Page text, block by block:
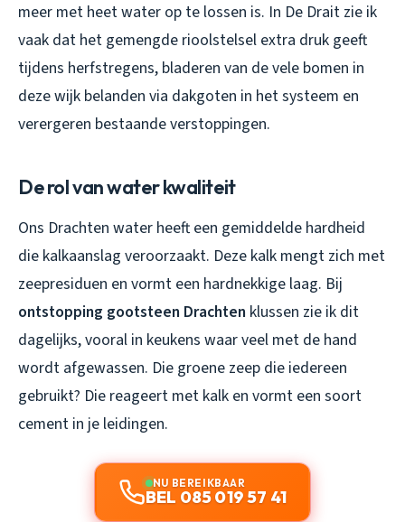
meer met heet water op te lossen is. In De Drait zie ik
vaak dat het gemengde rioolstelsel extra druk geeft
tijdens herfstregens, bladeren van de vele bomen in
deze wijk belanden via dakgoten in het systeem en
verergeren bestaande verstoppingen.
De rol van water kwaliteit
Ons Drachten water heeft een gemiddelde hardheid
die kalkaanslag veroorzaakt. Deze kalk mengt zich met
zeepresiduen en vormt een hardnekkige laag. Bij
ontstopping gootsteen Drachten klussen zie ik dit
dagelijks, vooral in keukens waar veel met de hand
wordt afgewassen. Die groene zeep die iedereen
gebruikt? Die reageert met kalk en vormt een soort
cement in je leidingen.
NU BEREIKBAAR
BEL 085 019 57 41